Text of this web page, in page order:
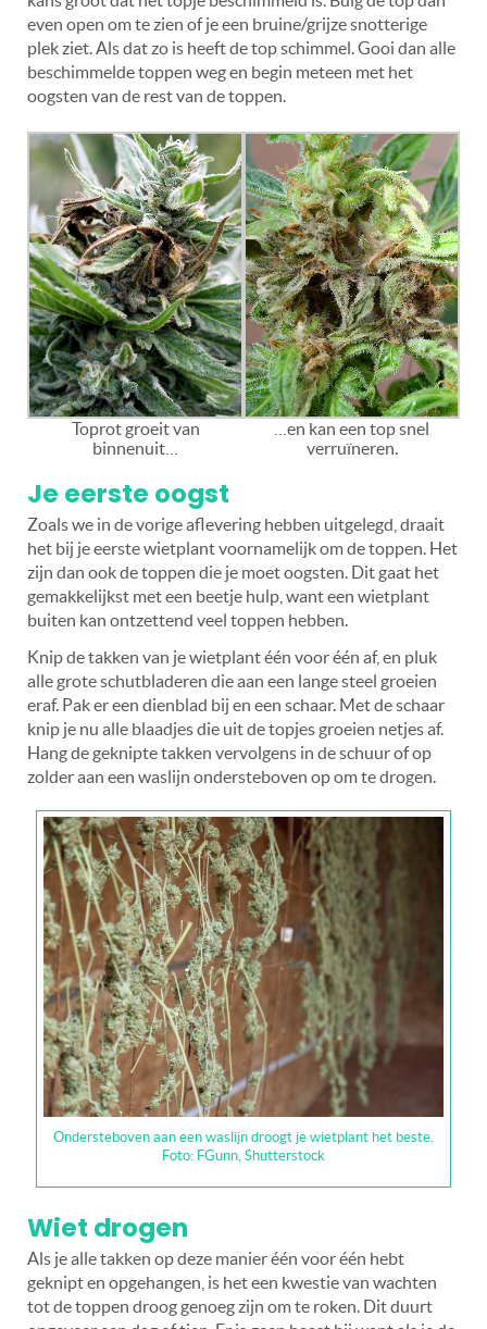
even open om te zien of je een bruine/grijze snotterige
plek ziet. Als dat zo is heeft de top schimmel. Gooi dan alle
beschimmelde toppen weg en begin meteen met het
oogsten van de rest van de toppen.
Toprot groeit van
binnenuit…
…en kan een top snel
verruïneren.
Je eerste oogst
Zoals we in de vorige aflevering hebben uitgelegd, draait
het bij je eerste wietplant voornamelijk om de toppen. Het
zijn dan ook de toppen die je moet oogsten. Dit gaat het
gemakkelijkst met een beetje hulp, want een wietplant
buiten kan ontzettend veel toppen hebben.
Knip de takken van je wietplant één voor één af, en pluk
alle grote schutbladeren die aan een lange steel groeien
eraf. Pak er een dienblad bij en een schaar. Met de schaar
knip je nu alle blaadjes die uit de topjes groeien netjes af.
Hang de geknipte takken vervolgens in de schuur of op
zolder aan een waslijn ondersteboven op om te drogen.
Ondersteboven aan een waslijn droogt je wietplant het beste.
Foto: FGunn, Shutterstock
Wiet drogen
Als je alle takken op deze manier één voor één hebt
geknipt en opgehangen, is het een kwestie van wachten
tot de toppen droog genoeg zijn om te roken. Dit duurt